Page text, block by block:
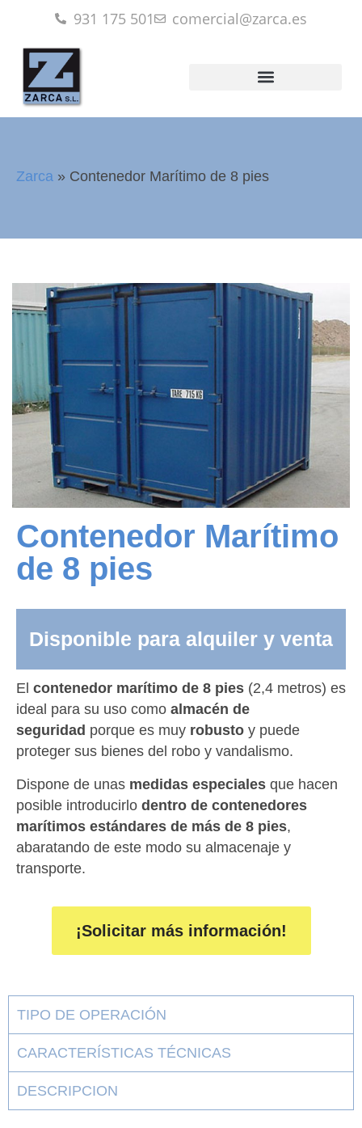
931 175 501 comercial@zarca.es
Zarca » Contenedor Marítimo de 8 pies
Contenedor Marítimo
de 8 pies
Disponible para alquiler y venta
El contenedor marítimo de 8 pies (2,4 metros) es
ideal para su uso como almacén de
seguridad porque es muy robusto y puede
proteger sus bienes del robo y vandalismo.
Dispone de unas medidas especiales que hacen
posible introducirlo dentro de contenedores
marítimos estándares de más de 8 pies,
abaratando de este modo su almacenaje y
transporte.
¡Solicitar más información!
TIPO DE OPERACIÓN
CARACTERÍSTICAS TÉCNICAS
DESCRIPCION